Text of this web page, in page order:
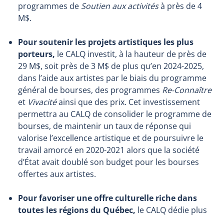
programmes de Soutien aux activitésà près de 4
M$.
Pour soutenir les projets artistiques les plus
porteurs, le CALQ investit, à la hauteur de près de
29 M$, soit près de 3 M$ de plus qu’en 2024-2025,
dans l’aide aux artistes par le biais du programme
général de bourses, des programmes Re-Connaître
et Vivacitéainsi que des prix. Cet investissement
permettra au CALQ de consolider le programme de
bourses, de maintenir un taux de réponse qui
valorise l’excellence artistique et de poursuivre le
travail amorcé en 2020-2021 alors que la société
d’État avait doublé son budget pour les bourses
offertes aux artistes.
Pour favoriser une offre culturelle riche dans
toutes les régions du Québec, le CALQ dédie plus